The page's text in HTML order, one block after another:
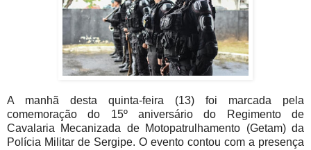
A manhã desta quinta-feira (13) foi marcada pela
comemoração do 15º aniversário do Regimento de
Cavalaria Mecanizada de Motopatrulhamento (Getam) da
Polícia Militar de Sergipe. O evento contou com a presença